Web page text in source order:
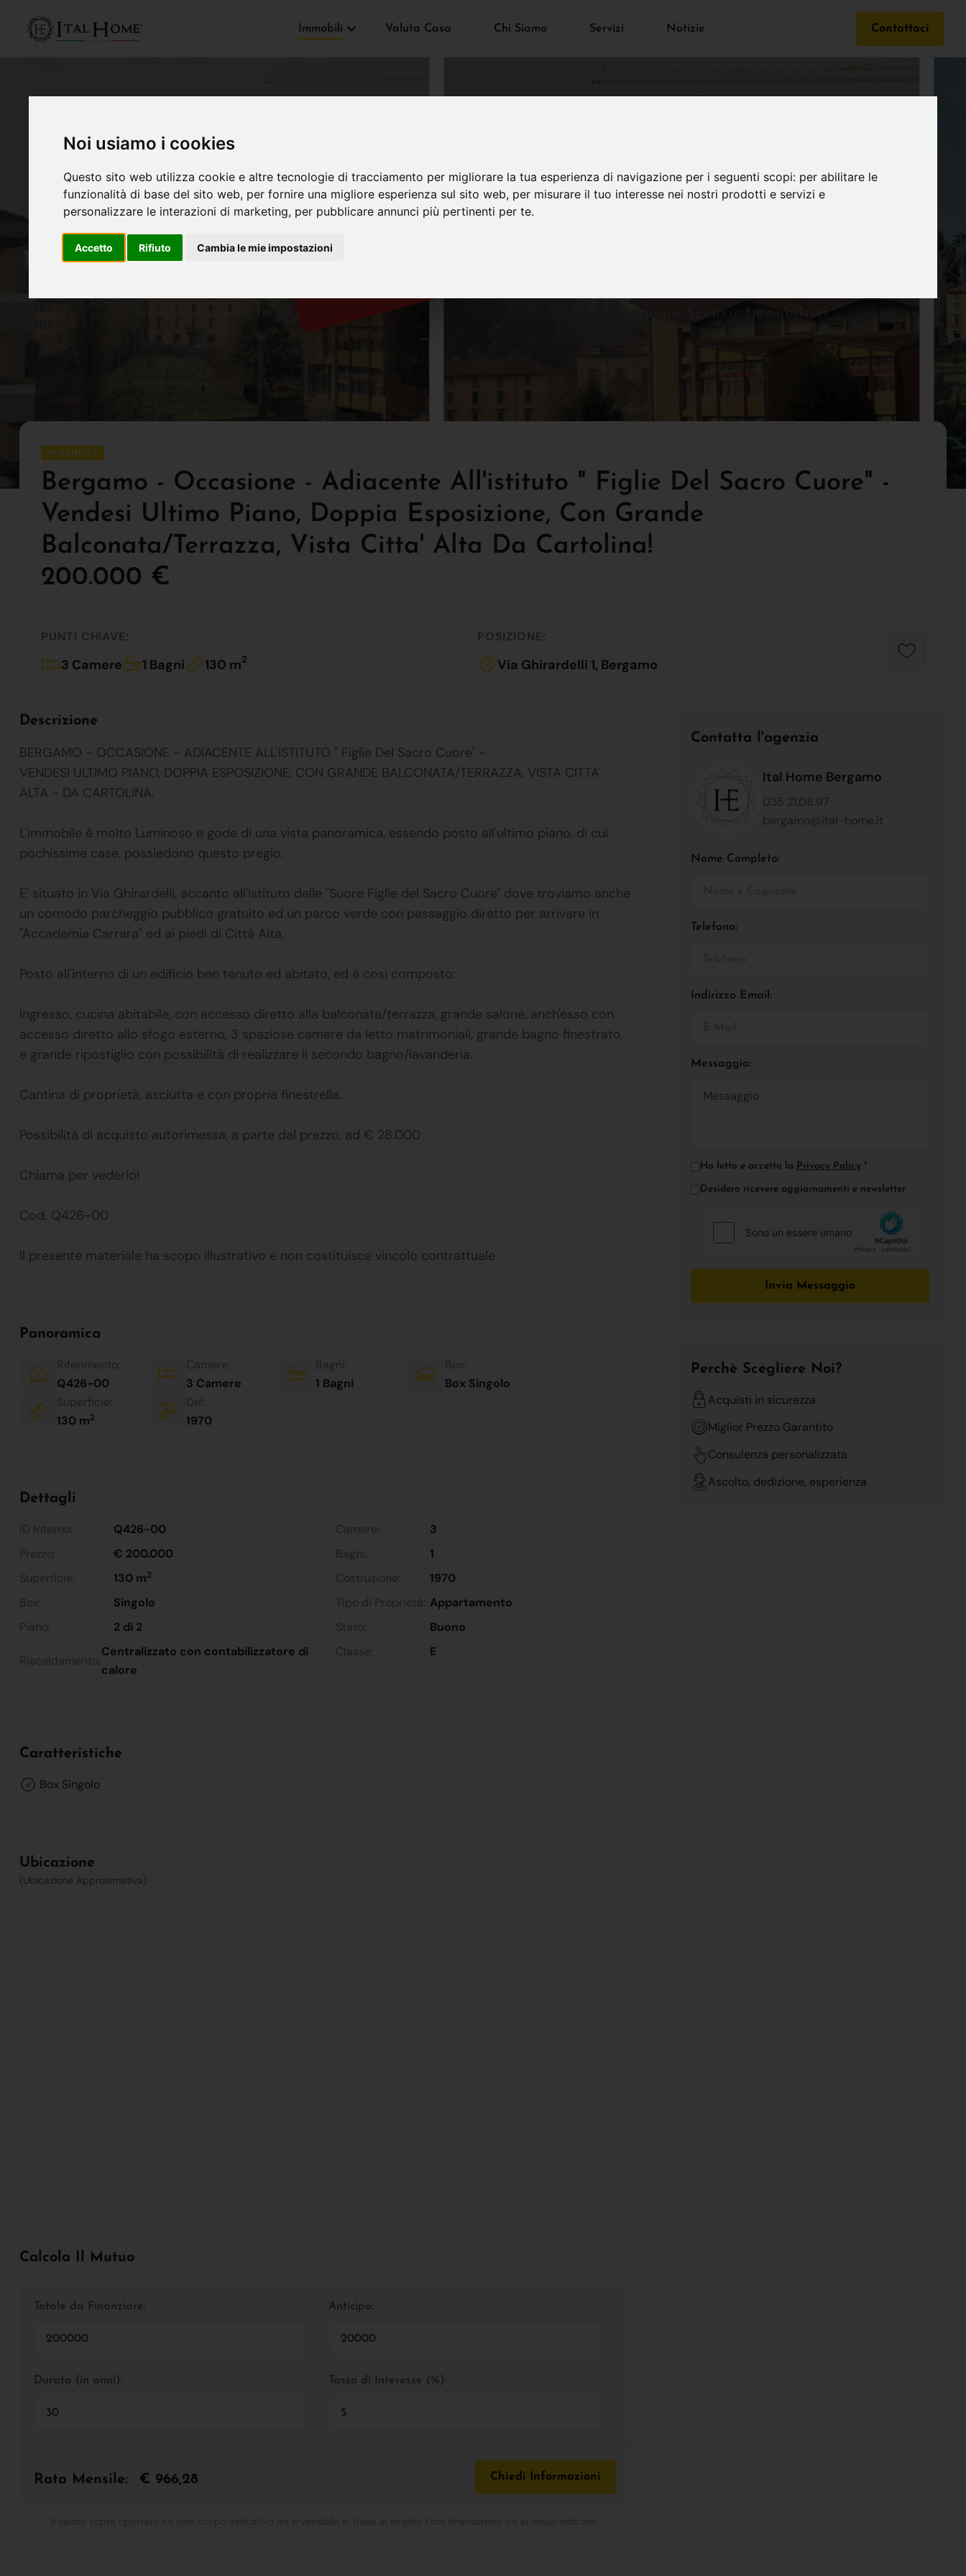
Noi usiamo i cookies
Questo sito web utilizza cookie e altre tecnologie di tracciamento per migliorare la tua esperienza di navigazione per i seguenti scopi: per abilitare le
funzionalità di base del sito web, per fornire una migliore esperienza sul sito web, per misurare il tuo interesse nei nostri prodotti e servizi e
personalizzare le interazioni di marketing, per pubblicare annunci più pertinenti per te.
Accetto Rifiuto Cambia le mie impostazioni
Immobili Valuta Casa Chi Siamo Servizi Notizie Contattaci
VENDUTO
IN VENDITA
Bergamo - Occasione - Adiacente All'istituto " Figlie Del Sacro Cuore" -
Vendesi Ultimo Piano, Doppia Esposizione, Con Grande
Balconata/terrazza, Vista Citta' Alta Da Cartolina!
200.000 €
PUNTI CHIAVE:
3 Camere 1 Bagni 130 m2
POSIZIONE:
Via Ghirardelli 1, Bergamo
Descrizione
BERGAMO - OCCASIONE - ADIACENTE ALL'ISTITUTO " Figlie Del Sacro Cuore" -
VENDESI ULTIMO PIANO, DOPPIA ESPOSIZIONE, CON GRANDE BALCONATA/TERRAZZA, VISTA CITTA'
ALTA - DA CARTOLINA.
L'immobile è molto Luminoso e gode di una vista panoramica, essendo posto all'ultimo piano, di cui
pochissime case, possiedono questo pregio.
E' situato in Via Ghirardelli, accanto all'Istituto delle "Suore Figlie del Sacro Cuore" dove troviamo anche
un comodo parcheggio pubblico gratuito ed un parco verde con passaggio diretto per arrivare in
"Accademia Carrara" ed ai piedi di Città Alta,
Posto all'interno di un edificio ben tenuto ed abitato, ed è cosi composto:
Ingresso, cucina abitabile, con accesso diretto alla balconata/terrazza, grande salone, anch'esso con
accesso diretto allo sfogo esterno, 3 spaziose camere da letto matrimoniali, grande bagno finestrato,
e grande ripostiglio con possibilità di realizzare il secondo bagno/lavanderia.
Cantina di proprietà, asciutta e con propria finestrella.
Possibilità di acquisto autorimessa, a parte dal prezzo, ad € 28.000
Chiama per vederlo!
Cod. Q426-00
Il presente materiale ha scopo illustrativo e non costituisce vincolo contrattuale
Panoramica
Riferimento:
Q426-00
Camere:
3 Camere
Bagni:
1 Bagni
Box:
Box Singolo
Superficie:
130 m2
Del:
1970
Dettagli
ID Interno: Q426-00 Camere:
3
Prezzo:
€ 200.000 Bagni:
1
Superficie:
130 m2 Costruzione:
1970
Box:
Singolo Tipo di Proprietà: Appartamento
Piano:
2 di 2 Stato: Buono
Riscaldamento:
Centralizzato con contabilizzatore di
calore
Classe: E
Caratteristiche
Box Singolo
Ubicazione
(Ubicazione Approsimativa)
Calcola Il Mutuo
Totale da Finanziare: Anticipo:
Durata (in anni): Tasso di Interesse (%):
Rata Mensile: € 966,28 Chiedi Informazioni
Contatta l'agenzia
Ital Home Bergamo
035 21.08.97
bergamo@ital-home.it
Nome Completo:
Telefono:
Indirizzo Email:
Messaggio:
Ho letto e accetto la Privacy Policy *
Desidero ricevere aggiornamenti e newsletter
Invia Messaggio
Perchè Scegliere Noi?
Acquisti in sicurezza
Miglior Prezzo Garantito
Consulenza personalizzata
Ascolto, dedizione, esperienza